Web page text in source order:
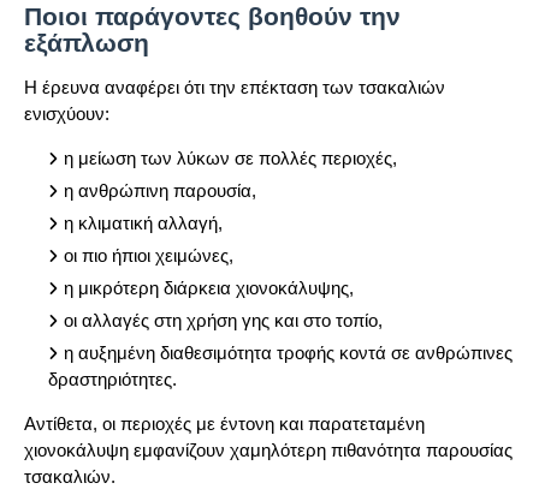
Ποιοι παράγοντες βοηθούν την
εξάπλωση
Η έρευνα αναφέρει ότι την επέκταση των τσακαλιών
ενισχύουν:
η μείωση των λύκων σε πολλές περιοχές,
η ανθρώπινη παρουσία,
η κλιματική αλλαγή,
οι πιο ήπιοι χειμώνες,
η μικρότερη διάρκεια χιονοκάλυψης,
οι αλλαγές στη χρήση γης και στο τοπίο,
η αυξημένη διαθεσιμότητα τροφής κοντά σε ανθρώπινες
δραστηριότητες.
Αντίθετα, οι περιοχές με έντονη και παρατεταμένη
χιονοκάλυψη εμφανίζουν χαμηλότερη πιθανότητα παρουσίας
τσακαλιών.